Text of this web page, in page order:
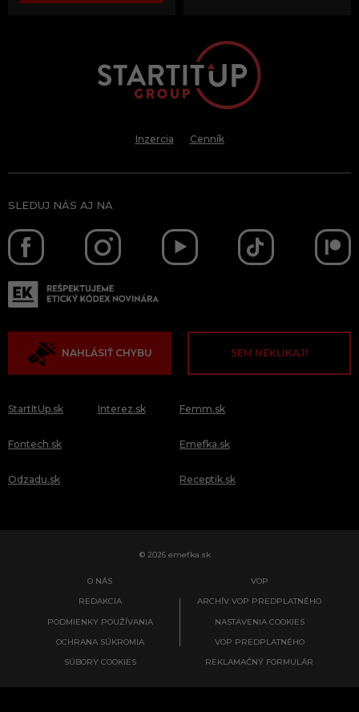
Inzercia Cenník
SLEDUJ NÁS AJ NA
NAHLÁSIŤ CHYBU SEM NEKLIKAJ!
StartItUp.sk
Fontech.sk
Odzadu.sk
Interez.sk Femm.sk
Emefka.sk
Receptik.sk
© 2026 emefka.sk
O NÁS
REDAKCIA
PODMIENKY POUŽÍVANIA
OCHRANA SÚKROMIA
SÚBORY COOKIES
VOP
ARCHÍV VOP PREDPLATNÉHO
NASTAVENIA COOKIES
VOP PREDPLATNÉHO
REKLAMAČNÝ FORMULÁR